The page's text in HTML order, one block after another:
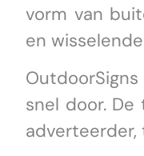
vorm van
en
snel door.